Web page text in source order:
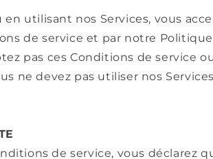
utilisant nos Services, vous
de service et par notre
pas ces Conditions de service
ne devez pas utiliser nos
de service, vous déclarez